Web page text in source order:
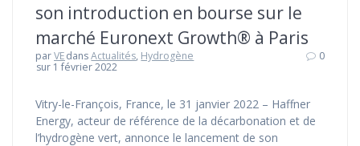
son introduction en bourse sur le
marché Euronext Growth® à Paris
parVEdansActualités, Hydrogène
sur 1 février 2022
0
Vitry-le-François, France, le 31 janvier 2022 – Haffner
Energy, acteur de référence de la décarbonation et de
l’hydrogène vert, annonce le lancement de son